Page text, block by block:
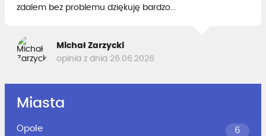
zdalem bez problemu dziękuję bardzo...
Michał Zarzycki
opinia z dnia 26.06.2026
Miasta
Opole
6